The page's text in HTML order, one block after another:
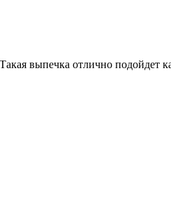
выпечка отлично подойдет